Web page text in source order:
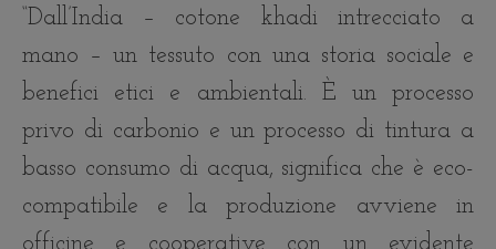
“Dall’India – cotone khadi intrecciato a
mano – un tessuto con una storia sociale e
benefici etici e ambientali. È un processo
privo di carbonio e un processo di tintura a
basso consumo di acqua, significa che è eco-
compatibile e la produzione avviene in